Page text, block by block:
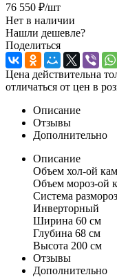
76 550 ₽/шт
Нет в наличии
Нашли дешевле?
Поделиться
Цена действительна
отличаться от цен в
Описание
Отзывы
Дополнительно
Описание
Объем хол-ой
Объем мороз-ой
Система
Инверторный
Ширина 60 см
Глубина 68 см
Высота 200 см
Отзывы
Дополнительно